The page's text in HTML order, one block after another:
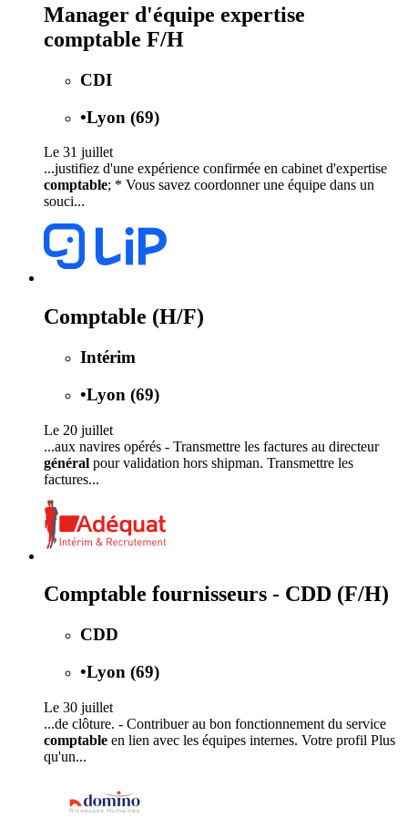
Manager d'équipe expertise
comptable F/H
CDI
•Lyon (69)
Le 31 juillet
...justifiez d'une expérience confirmée en cabinet d'expertise
comptable; * Vous savez coordonner une équipe dans un
souci...
Comptable (H/F)
Intérim
•Lyon (69)
Le 20 juillet
...aux navires opérés - Transmettre les factures au directeur
général pour validation hors shipman. Transmettre les
factures...
Comptable fournisseurs - CDD (F/H)
CDD
•Lyon (69)
Le 30 juillet
...de clôture. - Contribuer au bon fonctionnement du service
comptable en lien avec les équipes internes. Votre profil Plus
qu'un...